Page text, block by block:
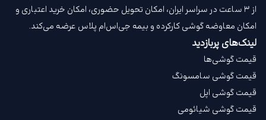
از ۳ ساعت در سراسر ایران، امکان تحویل حضوری، امکان خرید اعتباری و
امکان معاوضه گوشی کارکرده و بیمه جی‌اس‌ام‌ پلاس عرضه می‌کند.
لینک‌های پربازدید
قیمت گوشی‌ها
قیمت گوشی سامسونگ
قیمت گوشی اپل
قیمت گوشی شیائومی